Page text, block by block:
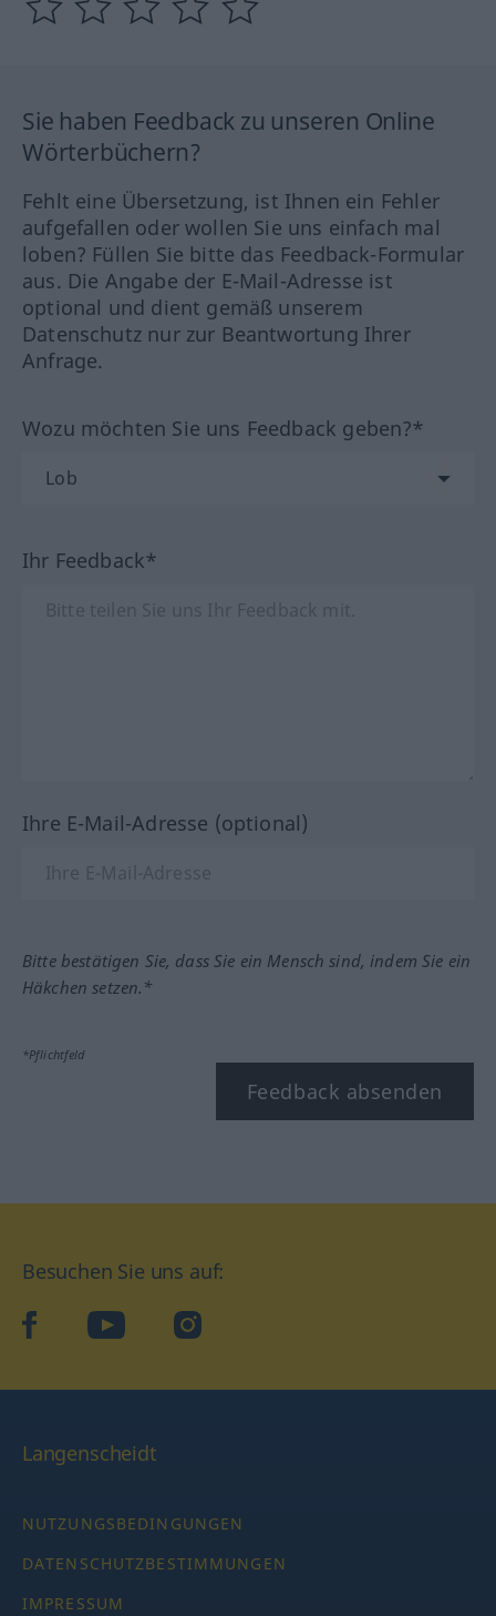
Sie haben Feedback zu unseren Online
Wörterbüchern?
Fehlt eine Übersetzung, ist Ihnen ein Fehler
aufgefallen oder wollen Sie uns einfach mal
loben? Füllen Sie bitte das Feedback-Formular
aus. Die Angabe der E-Mail-Adresse ist
optional und dient gemäß unserem
Datenschutz nur zur Beantwortung Ihrer
Anfrage.
Wozu möchten Sie uns Feedback geben?*
Ihr Feedback*
Ihre E-Mail-Adresse (optional)
Bitte bestätigen Sie, dass Sie ein Mensch sind, indem Sie ein
Häkchen setzen.*
*Pflichtfeld
Feedback absenden
Besuchen Sie uns auf:
facebookYouTube Instagram
Langenscheidt
NUTZUNGSBEDINGUNGEN
DATENSCHUTZBESTIMMUNGEN
IMPRESSUM